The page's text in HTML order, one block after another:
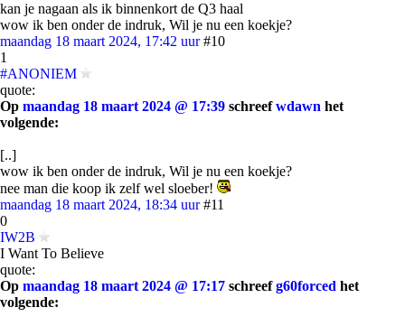
kan je nagaan als ik binnenkort de Q3 haal
wow ik ben onder de indruk, Wil je nu een koekje?
maandag 18 maart 2024, 17:42 uur #10
1
#ANONIEM
quote:
Op maandag 18 maart 2024 @ 17:39 schreefwdawn het
volgende:
[..]
wow ik ben onder de indruk, Wil je nu een koekje?
nee man die koop ik zelf wel sloeber!
maandag 18 maart 2024, 18:34 uur #11
0
IW2B
I Want To Believe
quote:
Op maandag 18 maart 2024 @ 17:17 schreefg60forced het
volgende: